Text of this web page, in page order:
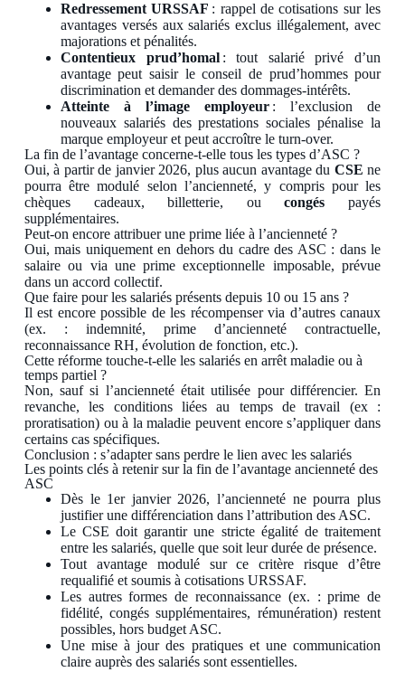
Redressement URSSAF : rappel de cotisations sur les
avantages versés aux salariés exclus illégalement, avec
majorations et pénalités.
Contentieux prud’homal : tout salarié privé d’un
avantage peut saisir le conseil de prud’hommes pour
discrimination et demander des dommages‑intérêts.
Atteinte à l’image employeur : l’exclusion de
nouveaux salariés des prestations sociales pénalise la
marque employeur et peut accroître le turn‑over.
La fin de l’avantage concerne-t-elle tous les types d’ASC ?
Oui, à partir de janvier 2026, plus aucun avantage du CSE ne
pourra être modulé selon l’ancienneté, y compris pour les
chèques cadeaux, billetterie, oucongés payés
supplémentaires.
Peut-on encore attribuer une prime liée à l’ancienneté ?
Oui, mais uniquement en dehors du cadre des ASC : dans le
salaire ou via une prime exceptionnelle imposable, prévue
dans un accord collectif.
Que faire pour les salariés présents depuis 10 ou 15 ans ?
Il est encore possible de les récompenser via d’autres canaux
(ex. : indemnité, prime d’ancienneté contractuelle,
reconnaissance RH, évolution de fonction, etc.).
Cette réforme touche-t-elle les salariés en arrêt maladie ou à
temps partiel ?
Non, sauf si l’ancienneté était utilisée pour différencier. En
revanche, les conditions liées au temps de travail (ex :
proratisation) ou à la maladie peuvent encore s’appliquer dans
certains cas spécifiques.
Conclusion : s’adapter sans perdre le lien avec les salariés
Les points clés à retenir sur la fin de l’avantage ancienneté des
ASC
Dès le 1er janvier 2026, l’ancienneté ne pourra plus
justifier une différenciation dans l’attribution des ASC.
Le CSE doit garantir une stricte égalité de traitement
entre les salariés, quelle que soit leur durée de présence.
Tout avantage modulé sur ce critère risque d’être
requalifié et soumis à cotisations URSSAF.
Les autres formes de reconnaissance (ex. : prime de
fidélité, congés supplémentaires, rémunération) restent
possibles, hors budget ASC.
Une mise à jour des pratiques et une communication
claire auprès des salariés sont essentielles.